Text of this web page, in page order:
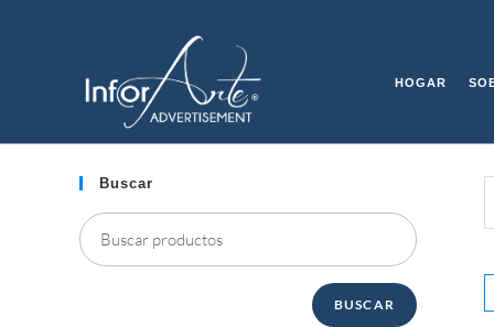
HOGAR
TODOS LOS
Buscar
BUSCAR